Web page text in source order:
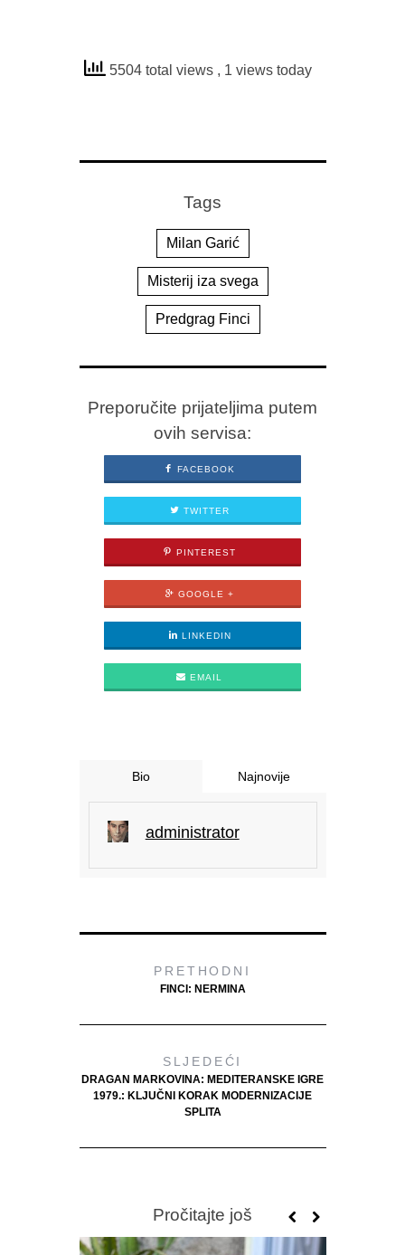
5504 total views , 1 views today
Tags
Milan Garić
Misterij iza svega
Predgrag Finci
Preporučite prijateljima putem
ovih servisa:
FACEBOOK
TWITTER
PINTEREST
GOOGLE +
LINKEDIN
EMAIL
Bio Najnovije
administrator
PRETHODNI
FINCI: NERMINA
SLJEDEĆI
DRAGAN MARKOVINA: MEDITERANSKE IGRE
1979.: KLJUČNI KORAK MODERNIZACIJE
SPLITA
Pročitajte još